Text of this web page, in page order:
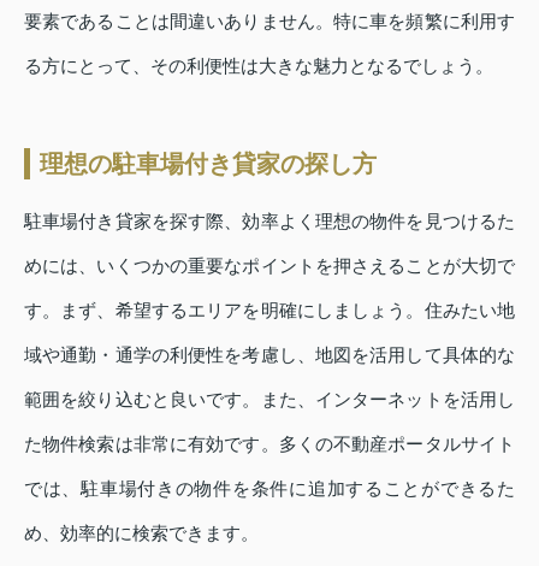
要素であることは間違いありません。特に車を頻繁に利用す
る方にとって、その利便性は大きな魅力となるでしょう。
理想の駐車場付き貸家の探し方
駐車場付き貸家を探す際、効率よく理想の物件を見つけるた
めには、いくつかの重要なポイントを押さえることが大切で
す。まず、希望するエリアを明確にしましょう。住みたい地
域や通勤・通学の利便性を考慮し、地図を活用して具体的な
範囲を絞り込むと良いです。また、インターネットを活用し
た物件検索は非常に有効です。多くの不動産ポータルサイト
では、駐車場付きの物件を条件に追加することができるた
め、効率的に検索できます。